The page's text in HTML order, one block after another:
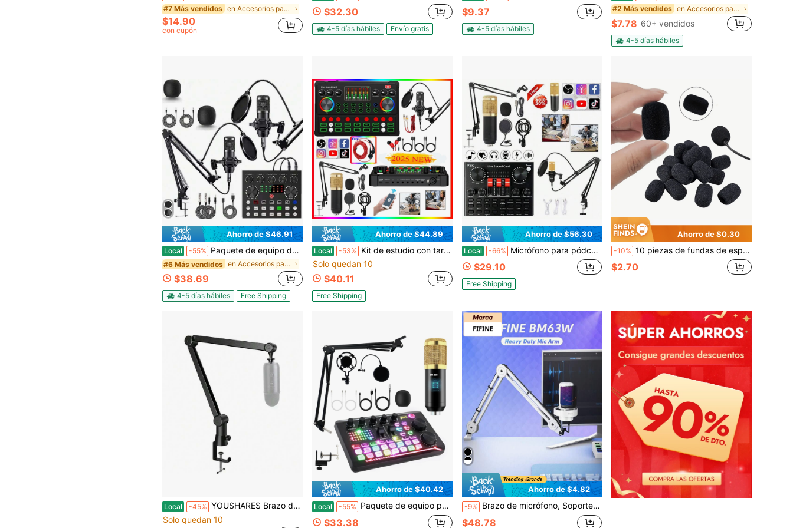
#7 Más vendidos en Accesorios para micrófonos
$14.90
con cupón
$32.30
4-5 días hábiles Envío gratis
$9.37
4-5 días hábiles
#2 Más vendidos en Accesorios para micrófonos
$7.78 60+ vendidos
4-5 días hábiles
Ahorro de $46.91
Local -55% Paquete de equipo de podcast mejorado (2026) para 2 personas, paquete de estudio de grabación con interfaz de audio profesional y micrófono para podcasting, grabación, canto y streaming para gamers.
#6 Más vendidos en Accesorios para micrófonos
$38.69
4-5 días hábiles Free Shipping
Ahorro de $44.89
Local -53% Kit de estudio con tarjeta de sonido M300, mezclador de audio profesional para transmisión en vivo, equipo para podcast, excelente calidad de sonido y bajo nivel de ruido. Amplia aplicación para podcasting, grabación, canto, transmisión y juegos.
Solo quedan 10
$40.11
Free Shipping
Ahorro de $56.30
Local -66% Micrófono para pódcast, placa de sonido, micrófono de condensador BM-800 con tarjeta de sonido en vivo, equipo para pódcast con cambiador de voz y mezclador para PC, smartphone, grabación y transmisión en estudio, con soporte de brazo de tijera.
$29.10
Free Shipping
Ahorro de $0.30
-10% 10 piezas de fundas de esponja para micrófono de auriculares, adecuadas para amplificador creativo, auriculares con micrófono, previenen el ruido por salpicaduras y reducen el ruido
$2.70
Local -45% YOUSHARES Brazo de micrófono azul - Brazo de boom reforzado y mejorado, gestión oculta de cables, abrazadera de escritorio estable, soporte de micrófono compatible con micrófono, QuadCast, SM7B
Solo quedan 10
Ahorro de $40.42
Local -55% Paquete de equipo para podcast: micrófono de estudio, equipo de estudio, paquete de estudio de grabación con cambiador de voz, tarjeta de sonido en vivo, interfaz de audio para computadora portátil, vlog, transmisión en vivo
$33.38
Ahorro de $4.82
-9% Brazo de micrófono, Soporte de micrófono de metal de alta resistencia, Brazo de suspensión de tijera ajustable para grabación de podcasts, transmisión en vivo, videojuegos, con abrazadera para escritorio, tornillo de 5/8", abrazaderas de cable - FIFINE BM63 Blanco
$48.78